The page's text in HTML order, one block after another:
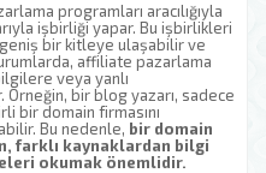
programları aracılığıyla
işbirliği yapar. Bu işbirlikleri
bir kitleye ulaşabilir ve
affiliate pazarlama
veya yanlı
bir blog yazarı, sadece
bir domain firmasını
Bu nedenle, bir domain
farklı kaynaklardan bilgi
okumak önemlidir.